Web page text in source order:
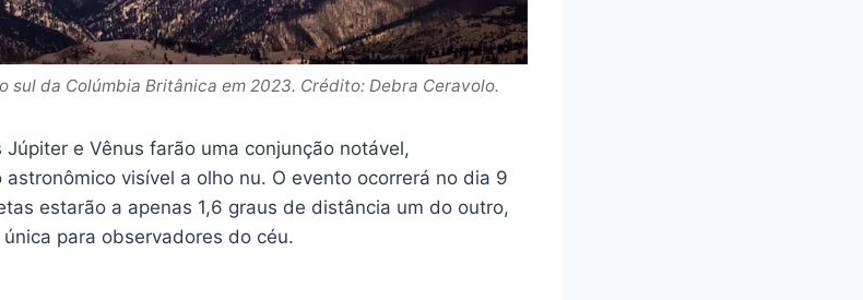
sul da Colúmbia Britânica em 2023. Crédito: Debra Ceravolo.
e Vênus farão uma conjunção notável,
visível a olho nu. O evento ocorrerá no dia 9
estarão a apenas 1,6 graus de distância um do outro,
para observadores do céu.